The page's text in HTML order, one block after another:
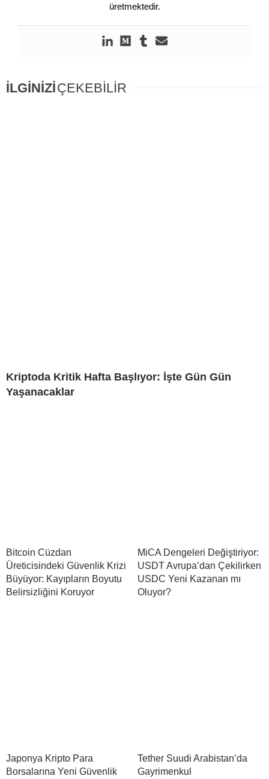
üretmektedir.
İLGİNİZİÇEKEBİLİR
Kriptoda Kritik Hafta Başlıyor: İşte Gün Gün
Yaşanacaklar
Bitcoin Cüzdan
Üreticisindeki Güvenlik Krizi
Büyüyor: Kayıpların Boyutu
Belirsizliğini Koruyor
MiCA Dengeleri Değiştiriyor:
USDT Avrupa’dan Çekilirken
USDC Yeni Kazanan mı
Oluyor?
Japonya Kripto Para
Borsalarına Yeni Güvenlik
Tether Suudi Arabistan’da
Gayrimenkul